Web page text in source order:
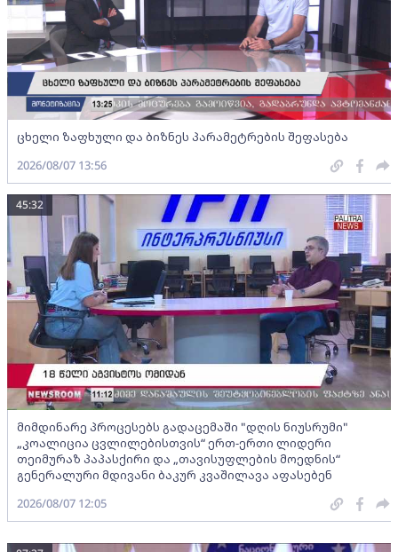
ცხელი ზაფხული და ბიზნეს პარამეტრების შეფასება
2026/08/07 13:56
მიმდინარე პროცესებს გადაცემაში "დღის ნიუსრუმი"
„კოალიცია ცვლილებისთვის“ ერთ-ერთი ლიდერი
თეიმურაზ პაპასქირი და „თავისუფლების მოედნის“
გენერალური მდივანი ბაკურ კვაშილავა აფასებენ
45:32
2026/08/07 12:05